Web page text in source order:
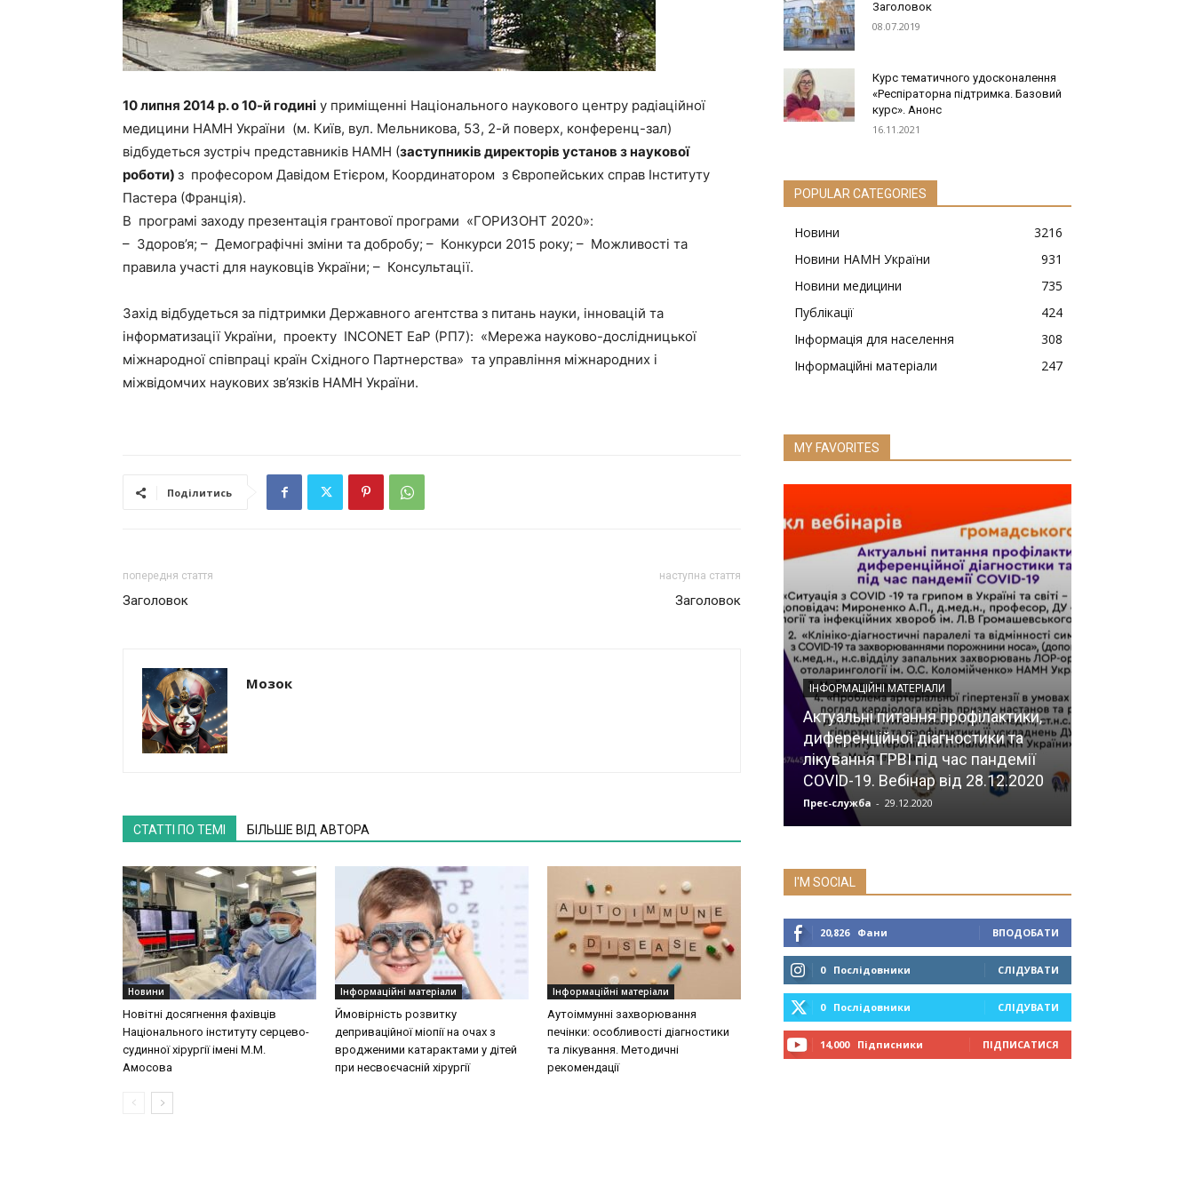
10 липня 2014 р. о 10-й годині у приміщенні Національного наукового центру радіаційної
медицини НАМН України (м. Київ, вул. Мельникова, 53, 2-й поверх, конференц-зал)
відбудеться зустріч представників НАМН (заступників директорів установ з наукової
роботи) з професором Давідом Етієром, Координатором з Європейських справ Інституту
Пастера (Франція).
В програмі заходу презентація грантової програми «ГОРИЗОНТ 2020»:
– Здоров’я; – Демографічні зміни та добробу; – Конкурси 2015 року; – Можливості та
правила участі для науковців України; – Консультації.
Захід відбудеться за підтримки Державного агентства з питань науки, інновацій та
інформатизації України, проекту INCONET EaP (РП7): «Мережа науково-дослідницької
міжнародної співпраці країн Східного Партнерства» та управління міжнародних і
міжвідомчих наукових зв’язків НАМН України.
Поділитись
попередня стаття
Заголовок
наступна стаття
Заголовок
Мозок
СТАТТІ ПО ТЕМІ БІЛЬШЕ ВІД АВТОРА
Новини
Новітні досягнення фахівців
Національного інституту серцево-
судинної хірургії імeні М.М.
Амосова
Інформаційні матеріали
Ймовірність розвитку
деприваційної міопії на очах з
вродженими катарактами у дітей
при несвоєчасній хірургії
Інформаційні матеріали
Аутоіммунні захворювання
печінки: особливості діагностики
та лікування. Методичні
рекомендації
Заголовок
08.07.2019
Курс тематичного удосконалення
«Респіраторна підтримка. Базовий
курс». Анонс
16.11.2021
POPULAR CATEGORIES
Новини
3216
Новини НАМН України
931
Новини медицини
735
Публікації
424
Інформація для населення
308
Інформаційні матеріали
247
MY FAVORITES
ІНФОРМАЦІЙНІ МАТЕРІАЛИ
Актуальні питання профілактики,
диференційної діагностики та
лікування ГРВІ під час пандемії
COVID-19. Вебінар від 28.12.2020
Прес-служба - 29.12.2020
I'M SOCIAL
20,826 Фани ВПОДОБАТИ
0 Послідовники СЛІДУВАТИ
0 Послідовники СЛІДУВАТИ
14,000 Підписники ПІДПИСАТИСЯ